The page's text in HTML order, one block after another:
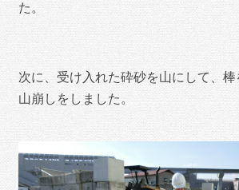
た。
次に、受け入れた砕砂を山にして、
山崩しをしました。